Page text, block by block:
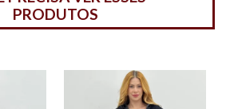
PRODUTOS